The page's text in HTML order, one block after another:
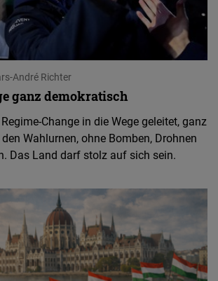
André Richter
ganz demokratisch
Change in die Wege geleitet, ganz
Wahlurnen, ohne Bomben, Drohnen
Das Land darf stolz auf sich sein.